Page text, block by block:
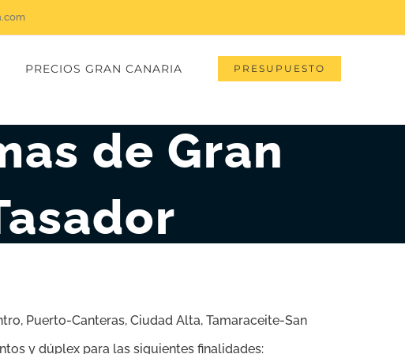
PRECIOS GRAN CANARIA PRESUPUESTO
de Gran
Puerto-Canteras, Ciudad Alta, Tamaraceite-San
y dúplex para las siguientes finalidades: